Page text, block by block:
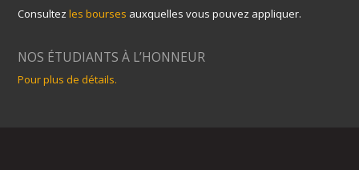
Consultezles bourses auxquelles vous pouvez appliquer.
NOS ÉTUDIANTS À L’HONNEUR
Pour plus de détails.